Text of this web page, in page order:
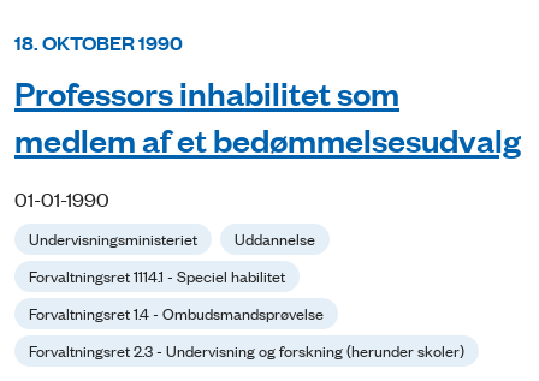
18. OKTOBER 1990
Professors inhabilitet som
medlem af et bedømmelsesudvalg
01-01-1990
Undervisningsministeriet
Uddannelse
Forvaltningsret 1114.1 - Speciel habilitet
Forvaltningsret 1.4 - Ombudsmandsprøvelse
Forvaltningsret 2.3 - Undervisning og forskning (herunder skoler)